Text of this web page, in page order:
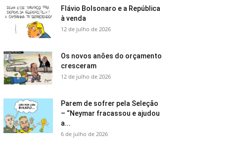
Flávio Bolsonaro e a República
à venda
12 de julho de 2026
Os novos anões do orçamento
cresceram
12 de julho de 2026
Parem de sofrer pela Seleção
– “Neymar fracassou e ajudou
a...
6 de julho de 2026